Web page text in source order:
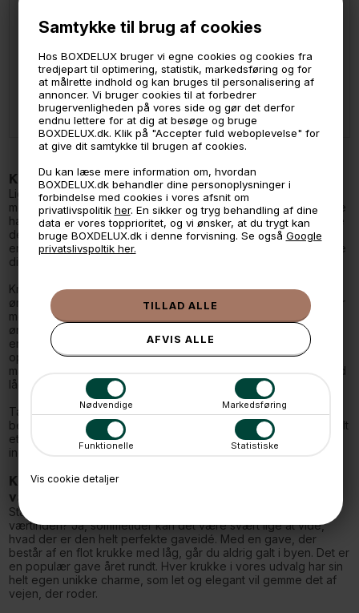
Samtykke til brug af cookies
Hos BOXDELUX bruger vi egne cookies og cookies fra
tredjepart til optimering, statistik, markedsføring og for
at målrette indhold og kan bruges til personalisering af
annoncer. Vi bruger cookies til at forbedrer
brugervenligheden på vores side og gør det derfor
endnu lettere for at dig at besøge og bruge
BOXDELUX.dk. Klik på "Accepter fuld weboplevelse" for
at give dit samtykke til brugen af cookies.
Du kan læse mere information om, hvordan
BOXDELUX.dk behandler dine personoplysninger i
forbindelse med cookies i vores afsnit om
privatlivspolitik her. En sikker og tryg behandling af dine
data er vores topprioritet, og vi ønsker, at du trygt kan
bruge BOXDELUX.dk i denne forvisning. Se også Google
privatslivspoltik her.
Nødvendige Markedsføring
Funktionelle Statistiske
Vis cookie detaljer
Zeller Glaskrukke med sort låg - 950ml.
39,-
På lager
Krukker med låg - Keramik, glas eller bambus?
Lige her hos BOXdeLUX finder du praktiske, moderne krukker
med låg, der på fineste vis vil komplementere rummet og skabe
harmoni. Vi knuselsker krukker med låg, og derfor kan du finde
dem både i glas, bambus og i keramik. Hos os er der noget for
enhver smag uafhængig af, hvorledes du favoriserer at indrette
dig i dit hjem.
Krukker med låg giver dig mange muligheder, uanset om du
ønsker at opbevare smykker, småting eller dine nøgler. Krukker
med låg gør det let for dig at gemme præcis dét væk, som du
ønsker på en pæn og ikke mindst nydelig måde. Derudover er
en opbevaringskrukke af glas med låg den bedste form for
opbevaring af tørvarer såsom kaffe eller pasta. Ja, der er
mange anvendelsesmuligheder, når det kommer til krukker med
låg.
Tag et kig på vores spændende udvalg af krukker med låg og
bestil den krukke hjem, som skal pynte i din entre, stue eller helt
et tredje sted. Vi yder dag-til-dag levering, såfremt du bestiller
inden klokken 11:00.
Krukker med låg - den perfekte gaveidé og
værtindegave
Står du og skal medbringe en gave til fødselaren eller til
værtinden? Ja, sommetider kan det være svært lige at vide,
hvad der er den helt perfekte gaveidé. Med en gave, der
består af en flot krukke med låg, går du aldrig galt i byen. Det er
en populær gave året rundt. Hver krukke i vores udvalg har sin
helt egen unikke charme, som let og elegant vil gemme det af
vejen, der roder.